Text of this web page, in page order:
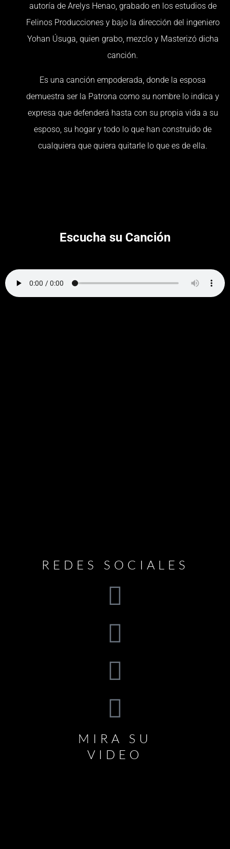
autoría de Arelys Henao, grabado en los estudios de
Felinos Producciones y bajo la dirección del ingeniero
Yohan Úsuga, quien grabo, mezclo y Masterizó dicha
canción.
Es una canción empoderada, donde la esposa
demuestra ser la Patrona como su nombre lo indica y
expresa que defenderá hasta con su propia vida a su
esposo, su hogar y todo lo que han construido de
cualquiera que quiera quitarle lo que es de ella.
Escucha su Canción
REDES SOCIALES
MIRA SU
VIDEO